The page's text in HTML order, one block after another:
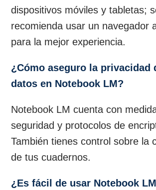
dispositivos móviles y tabletas;
recomienda usar un navegador
para la mejor experiencia.
¿Cómo aseguro la privacidad
datos en Notebook LM?
Notebook LM cuenta con
seguridad y protocolos de
También tienes control sobre la
de tus cuadernos.
¿Es fácil de usar Notebook